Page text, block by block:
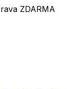
ZDARMA